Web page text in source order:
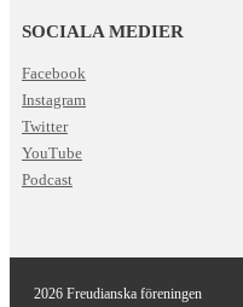
SOCIALA MEDIER
Facebook
Instagram
Twitter
YouTube
Podcast
2026 Freudianska föreningen